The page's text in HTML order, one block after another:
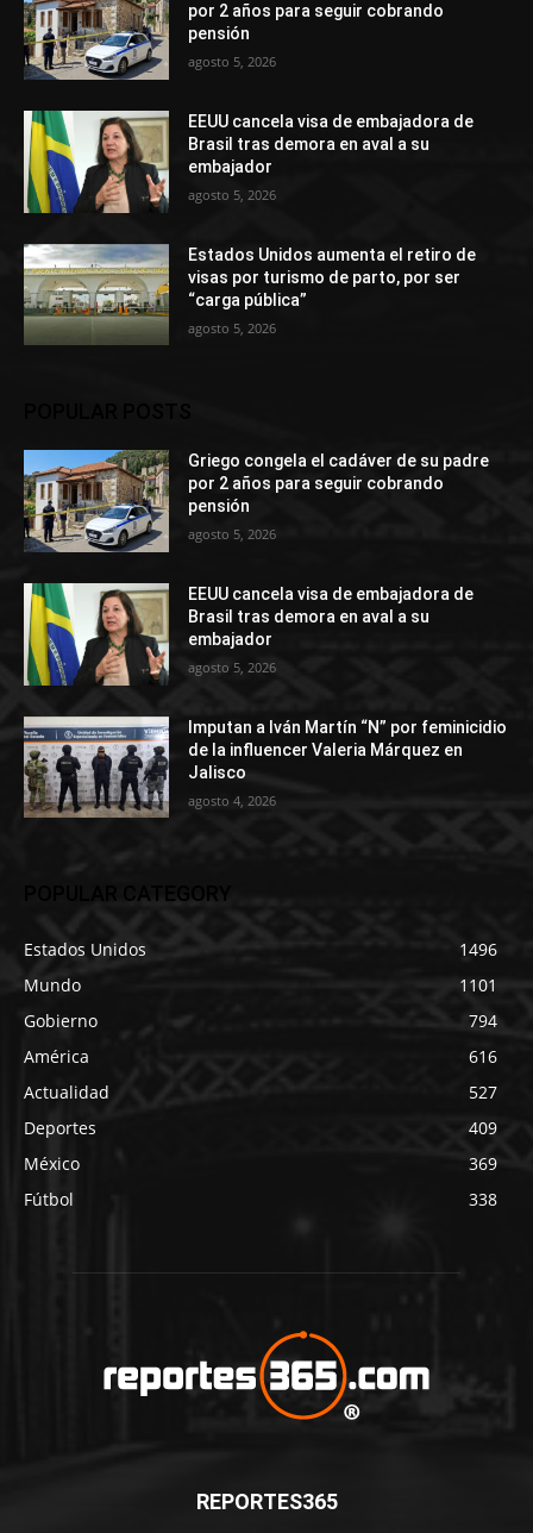
por 2 años para seguir cobrando
pensión
agosto 5, 2026
EEUU cancela visa de embajadora de
Brasil tras demora en aval a su
embajador
agosto 5, 2026
Estados Unidos aumenta el retiro de
visas por turismo de parto, por ser
“carga pública”
agosto 5, 2026
Griego congela el cadáver de su padre
por 2 años para seguir cobrando
pensión
agosto 5, 2026
EEUU cancela visa de embajadora de
Brasil tras demora en aval a su
embajador
agosto 5, 2026
Imputan a Iván Martín “N” por feminicidio
de la influencer Valeria Márquez en
Jalisco
agosto 4, 2026
POPULAR CATEGORY
Estados Unidos
1496
Mundo
1101
Gobierno
794
América
616
Actualidad
527
Deportes
409
México
369
Fútbol
338
REPORTES365